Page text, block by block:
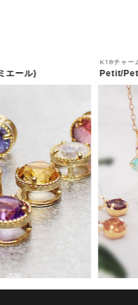
エール)
K18チャー
Petit/